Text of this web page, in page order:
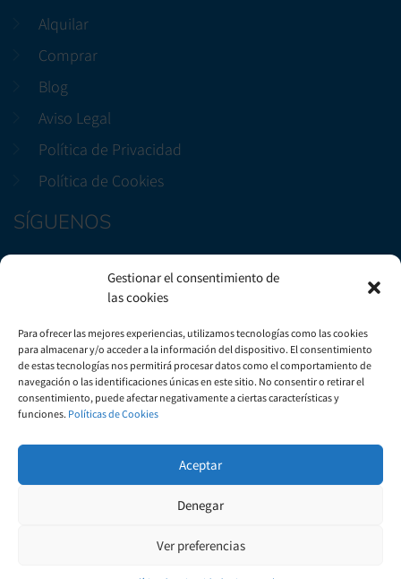
Gestionar el consentimiento de
las cookies
Para ofrecer las mejores experiencias, utilizamos tecnologías como las cookies
para almacenar y/o acceder a la información del dispositivo. El consentimiento
de estas tecnologías nos permitirá procesar datos como el comportamiento de
navegación o las identificaciones únicas en este sitio. No consentir o retirar el
consentimiento, puede afectar negativamente a ciertas características y
funciones. Políticas de Cookies
Aceptar
Denegar
Ver preferencias
Alquilar
Comprar
Blog
Aviso Legal
Política de Privacidad
Política de Cookies
SÍGUENOS
Facebook
Instagram
CONTÁCTENOS
Avenida Marítima, 29, Bloque B3, Local 2. Candelaria
+(34) 922 50 51 57